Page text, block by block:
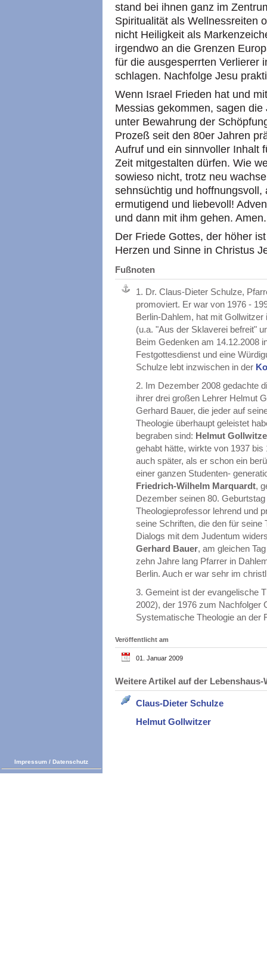
stand bei ihnen ganz im
Spiritualität als Wellnessreiten
nicht Heiligkeit als
irgendwo an die Grenzen
für die ausgesperrten Verlierer
schlagen. Nachfolge Jesu
Wenn Israel Frieden hat und
Messias gekommen, sagen
unter Bewahrung der
Prozeß seit den 80er Jahren
Aufruf und ein sinnvoller Inhalt
Zeit mitgestalten dürfen. Wie
sowieso nicht, trotz neu
sehnsüchtig und
ermutigend und liebevoll!
und dann mit ihm gehen. Amen.
Der Friede Gottes, der höher
Herzen und Sinne in Christus
Fußnoten
1. Dr. Claus-Dieter Schulze,
promoviert. Er war von 1976 -
Berlin-Dahlem, hat mit
(u.a. "Aus der Sklaverei befreit"
Beim Gedenken am 14.12.2008
Festgottesdienst und eine
Schulze lebt inzwischen in der
2. Im Dezember 2008 gedachte
ihrer drei großen Lehrer Helmut
Gerhard Bauer, die jeder auf
Theologie überhaupt geleistet
begraben sind: Helmut
gehabt hätte, wirkte von 1937
auch später, als er schon ein
einer ganzen Studenten-
Friedrich-Wilhelm Marquardt,
Dezember seinen 80.
Theologieprofessor lehrend und
seine Schriften, die den für
Dialogs mit dem Judentum
Gerhard Bauer, am gleichen
zehn Jahre lang Pfarrer in
Berlin. Auch er war sehr im
3. Gemeint ist der evangelische
2002), der 1976 zum Nachfolger
Systematische Theologie an der
Veröffentlicht am
01. Januar 2009
Weitere Artikel auf der
Claus-Dieter Schulze
Helmut Gollwitzer
Impressum / Datenschutz